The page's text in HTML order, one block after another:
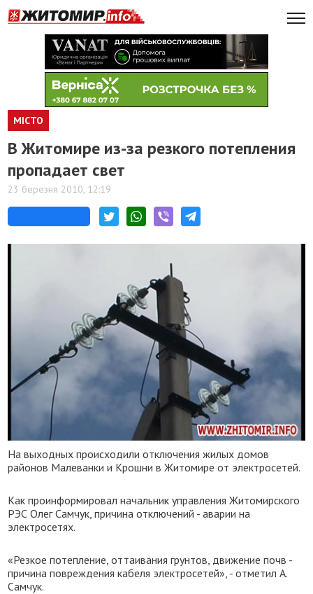
МІСТО
В Житомире из-за резкого потепления
пропадает свет
23 березня 2010, 12:19
На выходных происходили отключения жилых домов
районов Малеванки и Крошни в Житомире от электросетей.
Как проинформировал начальник управления Житомирского
РЭС Олег Самчук, причина отключений - аварии на
электросетях.
«Резкое потепление, оттаивания грунтов, движение почв -
причина повреждения кабеля электросетей», - отметил А.
Самчук.